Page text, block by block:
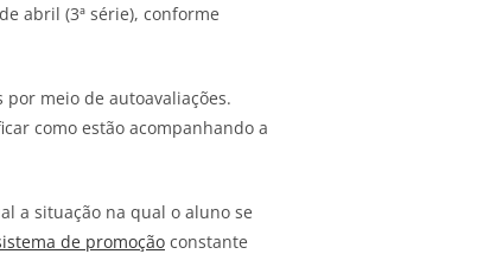
abril (3ª série), conforme
meio de autoavaliações.
como estão acompanhando a
a situação na qual o aluno se
de promoção constante